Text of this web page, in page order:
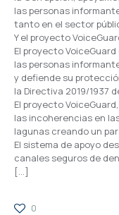
las personas
tanto en el sector
Y el proyecto
El proyecto
las personas
y defiende su
la Directiva 2019/1937
El proyecto
las incoherencias en
lagunas creando un
El sistema de apoyo
canales seguros de
[…]
0